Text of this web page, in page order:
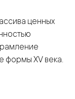
ценных
формы XV века.